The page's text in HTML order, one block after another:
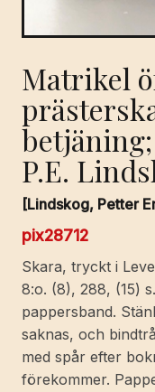
Matrikel
P.E.
[Lindskog, Petter
pix28712
Skara, tryckt i
8:o. (8), 288, (15)
pappersband.
saknas, och
med spår efter
förekommer.